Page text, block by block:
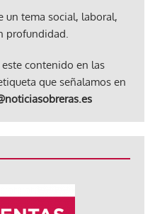
un tema social, laboral,
profundidad.
contenido en las
que señalamos en